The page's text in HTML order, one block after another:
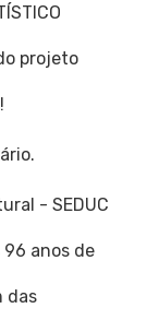
projeto
- SEDUC
96 anos de
das